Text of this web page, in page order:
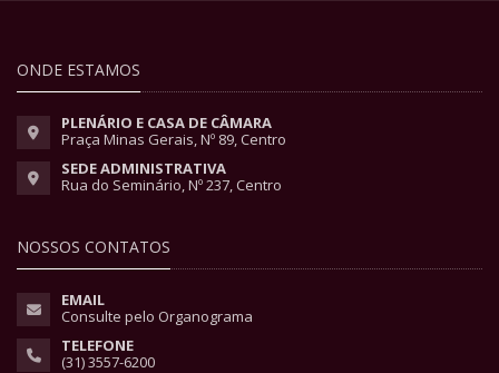
ONDE ESTAMOS
PLENÁRIO E CASA DE CÂMARA
Praça Minas Gerais, Nº 89, Centro
SEDE ADMINISTRATIVA
Rua do Seminário, Nº 237, Centro
NOSSOS CONTATOS
EMAIL
Consulte pelo Organograma
TELEFONE
(31) 3557-6200